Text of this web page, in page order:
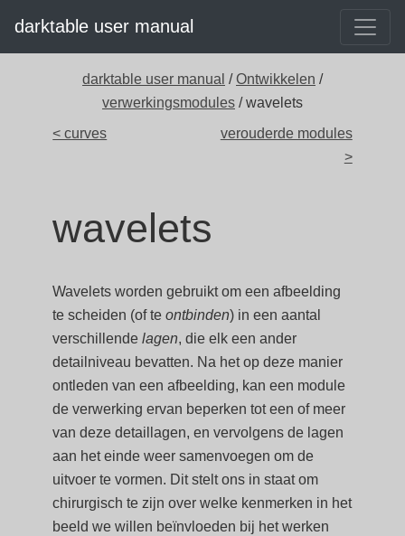
darktable user manual
darktable user manual /Ontwikkelen /
verwerkingsmodules / wavelets
< curves
verouderde modules
>
wavelets
Wavelets worden gebruikt om een afbeelding
te scheiden (of teontbinden) in een aantal
verschillendelagen, die elk een ander
detailniveau bevatten. Na het op deze manier
ontleden van een afbeelding, kan een module
de verwerking ervan beperken tot een of meer
van deze detaillagen, en vervolgens de lagen
aan het einde weer samenvoegen om de
uitvoer te vormen. Dit stelt ons in staat om
chirurgisch te zijn over welke kenmerken in het
beeld we willen beïnvloeden bij het werken